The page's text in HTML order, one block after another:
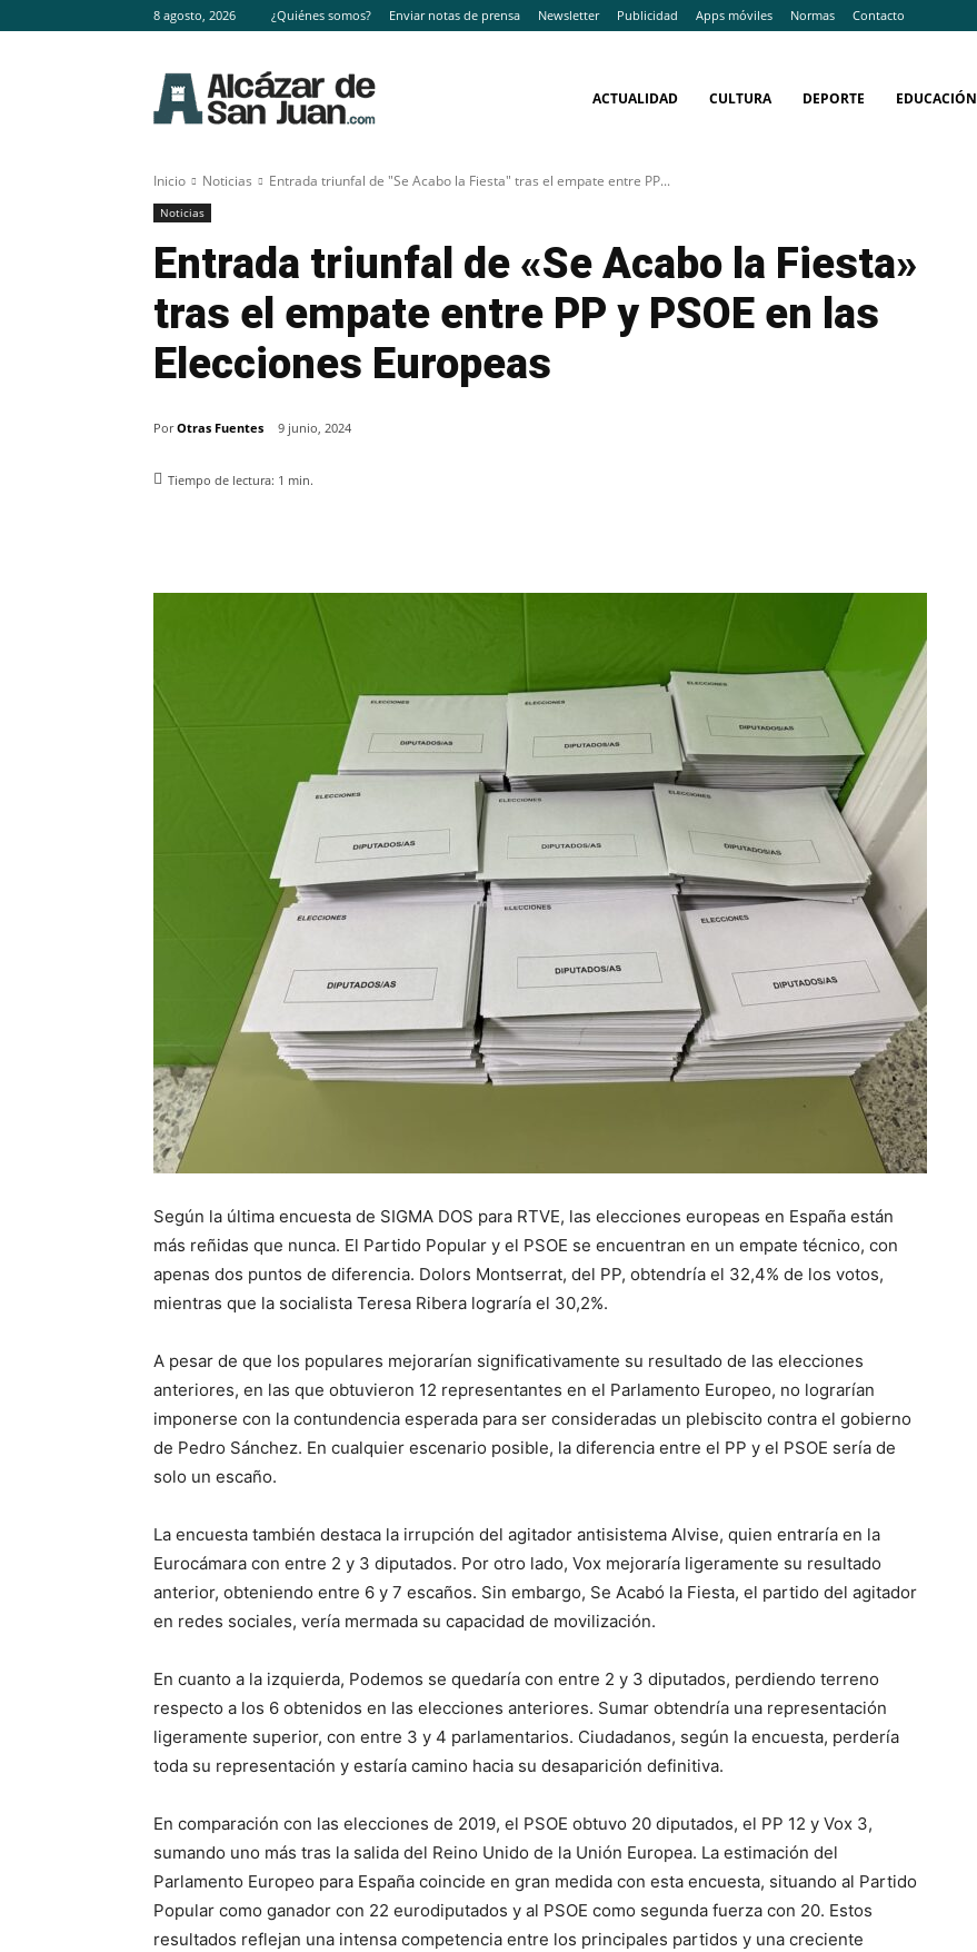
8 agosto, 2026 ¿Quiénes somos? Enviar notas de prensa Newsletter Publicidad Apps móviles Normas Contacto
ACTUALIDAD CULTURA DEPORTE EDUCACIÓN
Inicio Noticias Entrada triunfal de "Se Acabo la Fiesta" tras el empate entre PP...
Noticias
Entrada triunfal de «Se Acabo la Fiesta»
tras el empate entre PP y PSOE en las
Elecciones Europeas
Por Otras Fuentes 9 junio, 2024
Tiempo de lectura: 1 min.
Según la última encuesta de SIGMA DOS para RTVE, las elecciones europeas en España están
más reñidas que nunca. El Partido Popular y el PSOE se encuentran en un empate técnico, con
apenas dos puntos de diferencia. Dolors Montserrat, del PP, obtendría el 32,4% de los votos,
mientras que la socialista Teresa Ribera lograría el 30,2%.
A pesar de que los populares mejorarían significativamente su resultado de las elecciones
anteriores, en las que obtuvieron 12 representantes en el Parlamento Europeo, no lograrían
imponerse con la contundencia esperada para ser consideradas un plebiscito contra el gobierno
de Pedro Sánchez. En cualquier escenario posible, la diferencia entre el PP y el PSOE sería de
solo un escaño.
La encuesta también destaca la irrupción del agitador antisistema Alvise, quien entraría en la
Eurocámara con entre 2 y 3 diputados. Por otro lado, Vox mejoraría ligeramente su resultado
anterior, obteniendo entre 6 y 7 escaños. Sin embargo, Se Acabó la Fiesta, el partido del agitador
en redes sociales, vería mermada su capacidad de movilización.
En cuanto a la izquierda, Podemos se quedaría con entre 2 y 3 diputados, perdiendo terreno
respecto a los 6 obtenidos en las elecciones anteriores. Sumar obtendría una representación
ligeramente superior, con entre 3 y 4 parlamentarios. Ciudadanos, según la encuesta, perdería
toda su representación y estaría camino hacia su desaparición definitiva.
En comparación con las elecciones de 2019, el PSOE obtuvo 20 diputados, el PP 12 y Vox 3,
sumando uno más tras la salida del Reino Unido de la Unión Europea. La estimación del
Parlamento Europeo para España coincide en gran medida con esta encuesta, situando al Partido
Popular como ganador con 22 eurodiputados y al PSOE como segunda fuerza con 20. Estos
resultados reflejan una intensa competencia entre los principales partidos y una creciente